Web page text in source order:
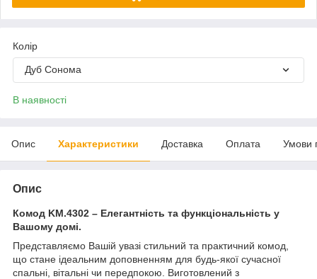
Колір
Дуб Сонома
В наявності
Опис Характеристики Доставка Оплата Умови
Опис
Комод KM.4302 – Елегантність та функціональність у
Вашому домі.
Представляємо Вашій увазі стильний та практичний комод,
що стане ідеальним доповненням для будь-якої сучасної
спальні, вітальні чи передпокою. Виготовлений з